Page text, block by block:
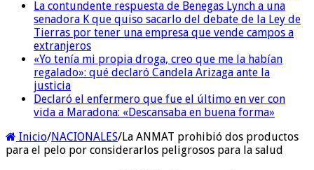
La contundente respuesta de Benegas Lynch a una
senadora K que quiso sacarlo del debate de la Ley de
Tierras por tener una empresa que vende campos a
extranjeros
«Yo tenía mi propia droga, creo que me la habían
regalado»: qué declaró Candela Arizaga ante la
justicia
Declaró el enfermero que fue el último en ver con
vida a Maradona: «Descansaba en buena forma»
Inicio/NACIONALES/La ANMAT prohibió dos productos
para el pelo por considerarlos peligrosos para la salud